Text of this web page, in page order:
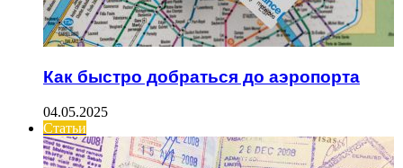
Как быстро добраться до аэропорта
04.05.2025
Статьи